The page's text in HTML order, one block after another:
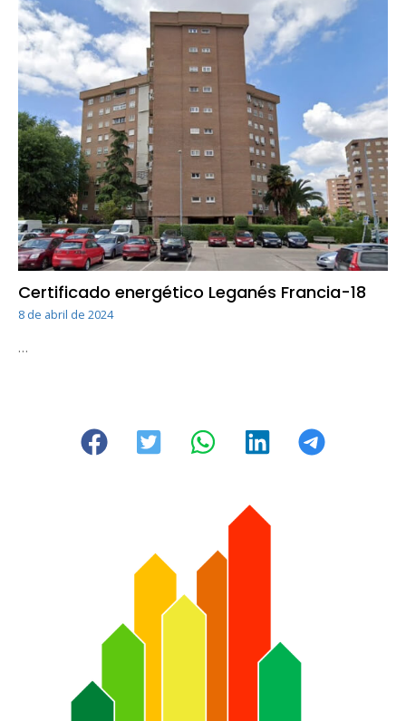
Certificado energético Leganés Francia-18
8 de abril de 2024
…